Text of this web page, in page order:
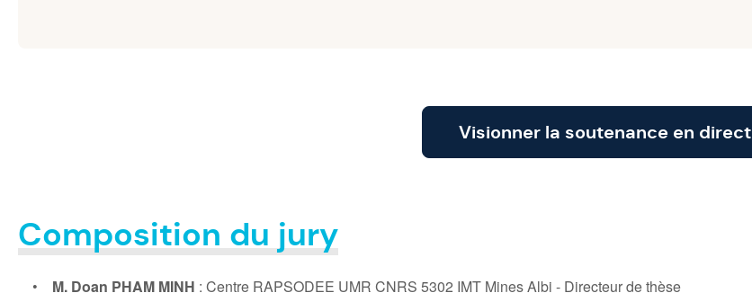
Visionner la soutenance en direct
Composition du jury
• M. Doan PHAM MINH : Centre RAPSODEE UMR CNRS 5302 IMT Mines Albi - Directeur de thèse